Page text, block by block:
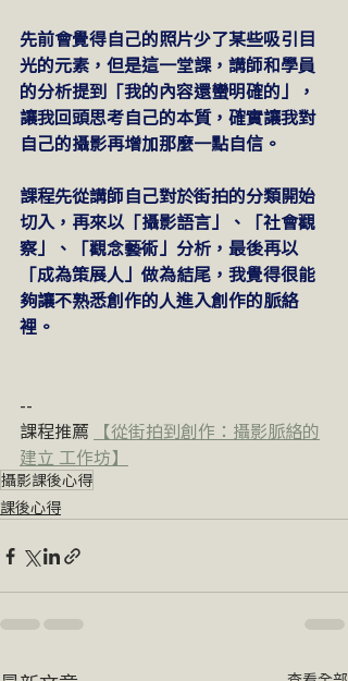
先前會覺得自己的照片少了某些吸引目
光的元素，但是這一堂課，講師和學員
的分析提到「我的內容還蠻明確的」，
讓我回頭思考自己的本質，確實讓我對
自己的攝影再增加那麼一點自信。
課程先從講師自己對於街拍的分類開始
切入，再來以「攝影語言」、「社會觀
察」、「觀念藝術」分析，最後再以
「成為策展人」做為結尾，我覺得很能
夠讓不熟悉創作的人進入創作的脈絡
裡。
--
課程推薦
【從街拍到創作：攝影脈絡的
建立 工作坊】
攝影課後心得
課後心得